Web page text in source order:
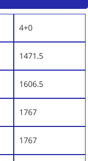
4+0
1471.5
1606.5
1767
1767